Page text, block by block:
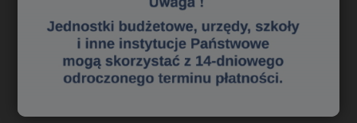
Kod produktu: glk0003003